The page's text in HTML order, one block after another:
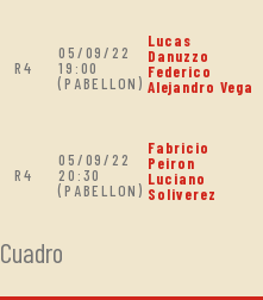
R4
05/09/22
19:00
(PABELLON)
Lucas
Danuzzo
Federico
Alejandro Vega
R4
05/09/22
20:30
(PABELLON)
Fabricio
Peiron
Luciano
Soliverez
Cuadro